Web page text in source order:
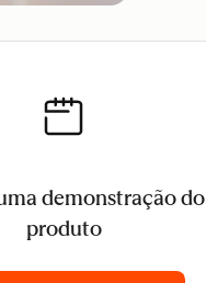
demonstração do
produto